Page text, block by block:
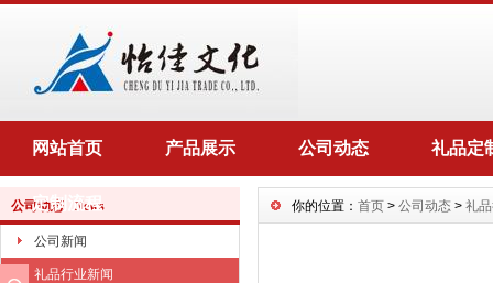
网站首页 产品展示 公司动态 礼品定
定制流程
公司动态 News
公司新闻
礼品行业新闻
你的位置： 首页 > 公司动态 > 礼